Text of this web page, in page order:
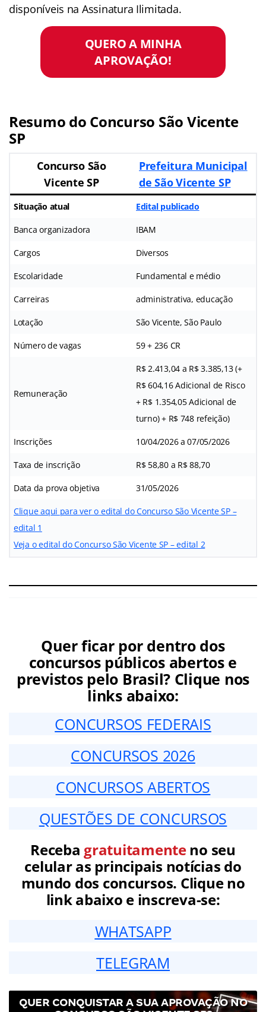
disponíveis na Assinatura Ilimitada.
QUERO A MINHA
APROVAÇÃO!
Resumo do Concurso São Vicente
SP
Concurso São
Vicente SP
Prefeitura Municipal
de São Vicente SP
Situação atual Edital publicado
Banca organizadora IBAM
Cargos Diversos
Escolaridade Fundamental e médio
Carreiras administrativa, educação
Lotação São Vicente, São Paulo
Número de vagas 59 + 236 CR
Remuneração
R$ 2.413,04 a R$ 3.385,13 (+
R$ 604,16 Adicional de Risco
+ R$ 1.354,05 Adicional de
turno) + R$ 748 refeição)
Inscrições 10/04/2026 a 07/05/2026
Taxa de inscrição R$ 58,80 a R$ 88,70
Data da prova objetiva 31/05/2026
Clique aqui para ver o edital do Concurso São Vicente SP –
edital 1
Veja o edital do Concurso São Vicente SP – edital 2
Quer ficar por dentro dos
concursos públicos abertos e
previstos pelo Brasil? Clique nos
links abaixo:
CONCURSOS FEDERAIS
CONCURSOS 2026
CONCURSOS ABERTOS
QUESTÕES DE CONCURSOS
Receba gratuitamenteno seu
celular as principais notícias do
mundo dos concursos. Clique no
link abaixo e inscreva-se:
WHATSAPP
TELEGRAM
QUER CONQUISTAR A SUA APROVAÇÃO NO